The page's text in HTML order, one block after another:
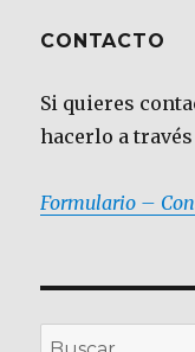
CONTACTO
Si quieres
hacerlo a
Formulario –
Buscar